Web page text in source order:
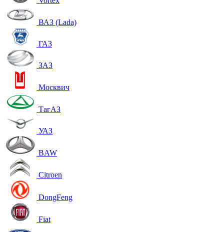
ВАЗ (Lada)
ГАЗ
ЗАЗ
Москвич
ТагАЗ
УАЗ
BAW
Citroen
DongFeng
Fiat